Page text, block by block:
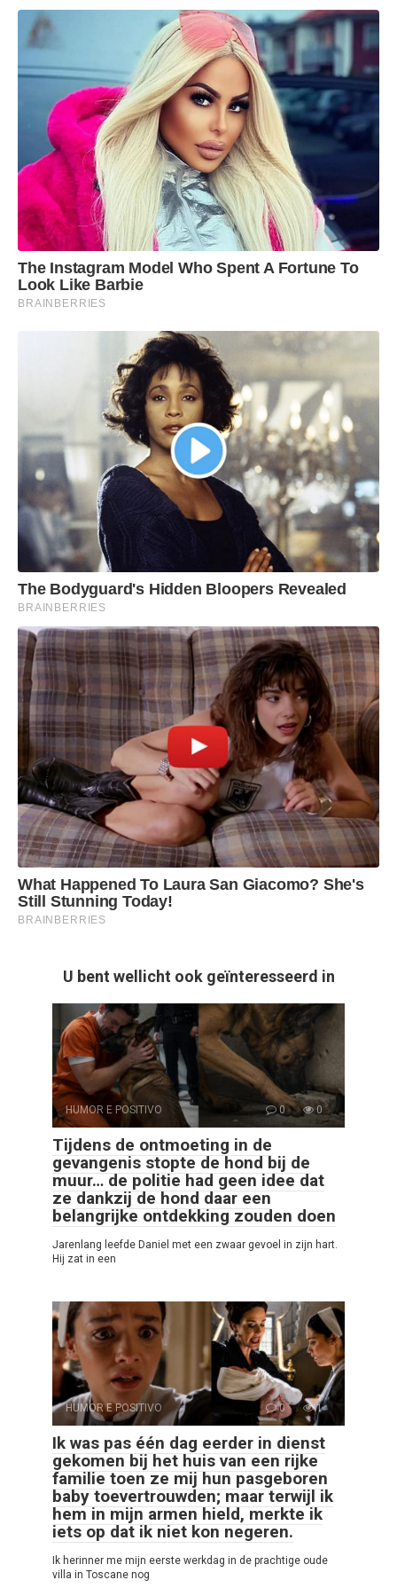
U bent wellicht ook geïnteresseerd in
HUMOR E POSITIVO 0 0
Tijdens de ontmoeting in de
gevangenis stopte de hond bij de
muur… de politie had geen idee dat
ze dankzij de hond daar een
belangrijke ontdekking zouden doen
Jarenlang leefde Daniel met een zwaar gevoel in zijn hart.
Hij zat in een
HUMOR E POSITIVO 0 1
Ik was pas één dag eerder in dienst
gekomen bij het huis van een rijke
familie toen ze mij hun pasgeboren
baby toevertrouwden; maar terwijl ik
hem in mijn armen hield, merkte ik
iets op dat ik niet kon negeren.
Ik herinner me mijn eerste werkdag in de prachtige oude
villa in Toscane nog